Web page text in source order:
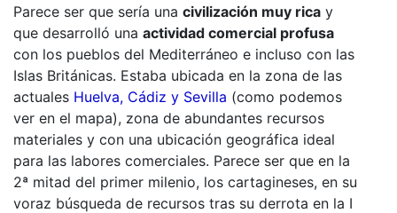
Parece ser que sería una civilización muy rica y
que desarrolló una actividad comercial profusa
con los pueblos del Mediterráneo e incluso con las
Islas Británicas. Estaba ubicada en la zona de las
actuales Huelva, Cádiz y Sevilla (como podemos
ver en el mapa), zona de abundantes recursos
materiales y con una ubicación geográfica ideal
para las labores comerciales. Parece ser que en la
2ª mitad del primer milenio, los cartagineses, en su
voraz búsqueda de recursos tras su derrota en la I